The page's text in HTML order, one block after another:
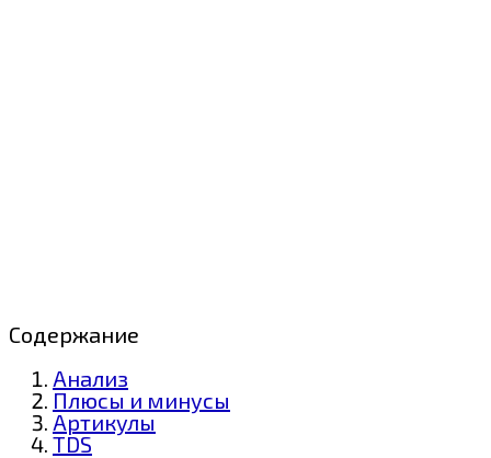
Содержание
Анализ
Плюсы и минусы
Артикулы
TDS